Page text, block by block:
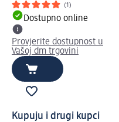
(1)
Dostupno online
Provjerite dostupnost u
Vašoj dm trgovini
Kupuju i drugi kupci